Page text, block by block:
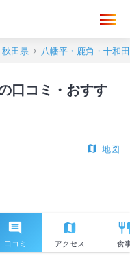
秋田県 八幡平・鹿角・十和
口コミ・おすす
地図
口コミ アクセス 食